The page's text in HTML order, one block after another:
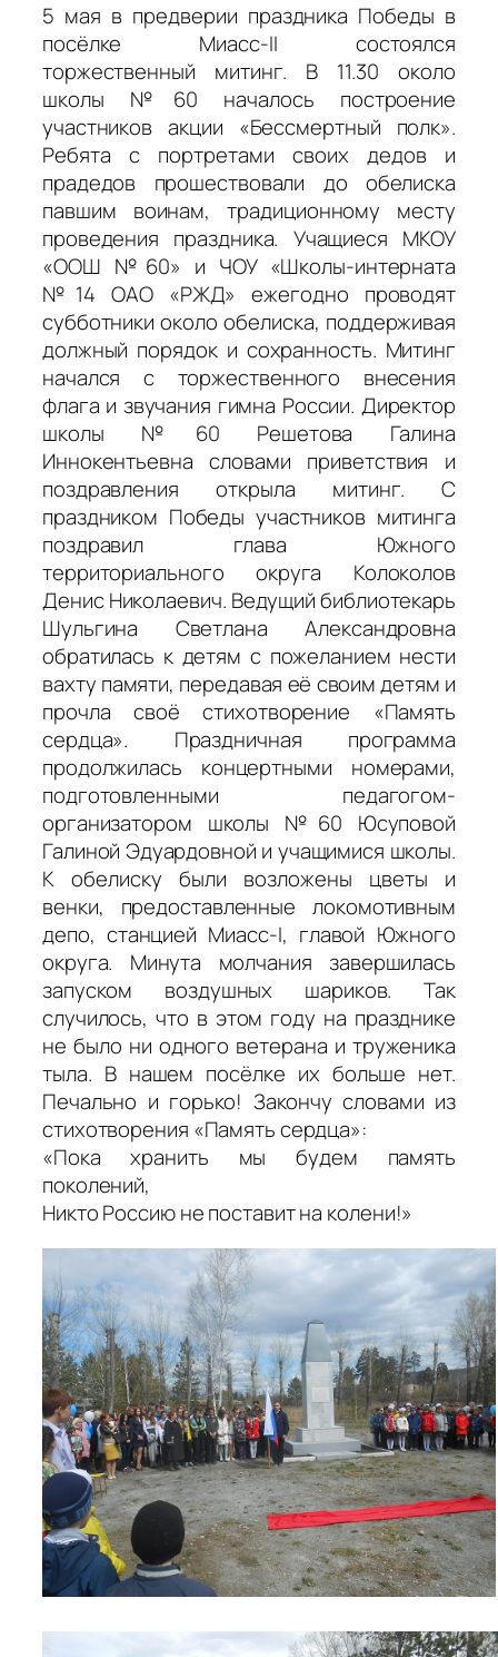
5 мая в предверии праздника Победы в
посёлке Миасс-II состоялся
торжественный митинг. В 11.30 около
школы №60 началось построение
участников акции «Бессмертный полк».
Ребята с портретами своих дедов и
прадедов прошествовали до обелиска
павшим воинам, традиционному месту
проведения праздника. Учащиеся МКОУ
«ООШ №60» и ЧОУ «Школы-интерната
№14 ОАО «РЖД» ежегодно проводят
субботники около обелиска, поддерживая
должный порядок и сохранность. Митинг
начался с торжественного внесения
флага и звучания гимна России. Директор
школы №60 Решетова Галина
Иннокентьевна словами приветствия и
поздравления открыла митинг. С
праздником Победы участников митинга
поздравил глава Южного
территориального округа Колоколов
Денис Николаевич. Ведущий библиотекарь
Шульгина Светлана Александровна
обратилась к детям с пожеланием нести
вахту памяти, передавая её своим детям и
прочла своё стихотворение «Память
сердца». Праздничная программа
продолжилась концертными номерами,
подготовленными педагогом-
организатором школы №60 Юсуповой
Галиной Эдуардовной и учащимися школы.
К обелиску были возложены цветы и
венки, предоставленные локомотивным
депо, станцией Миасс-I, главой Южного
округа. Минута молчания завершилась
запуском воздушных шариков. Так
случилось, что в этом году на празднике
не было ни одного ветерана и труженика
тыла. В нашем посёлке их больше нет.
Печально и горько! Закончу словами из
стихотворения «Память сердца»:
«Пока хранить мы будем память
поколений,
Никто Россию не поставит на колени!»